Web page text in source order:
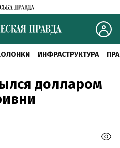
ИНФРАСТРУКТУРА
долларом